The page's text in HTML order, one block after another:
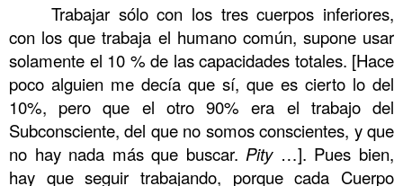
Trabajar sólo con los tres cuerpos inferiores,
con los que trabaja el humano común, supone usar
solamente el 10 % de las capacidades totales. [Hace
poco alguien me decía que sí, que es cierto lo del
10%, pero que el otro 90% era el trabajo del
Subconsciente, del que no somos conscientes, y que
no hay nada más que buscar. Pity…]. Pues bien,
hay que seguir trabajando, porque cada Cuerpo